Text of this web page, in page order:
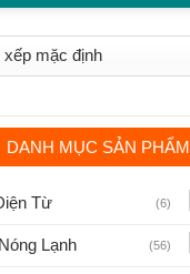
DANH MỤC SẢN PHẨM
Từ (6)
Lạnh (56)